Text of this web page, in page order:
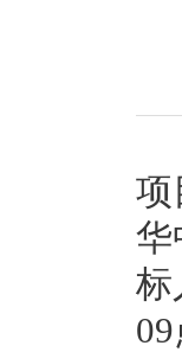
项
华
标